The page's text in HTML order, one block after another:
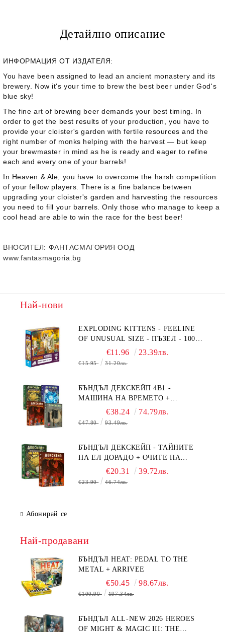
Детайлно описание
ИНФОРМАЦИЯ ОТ ИЗДАТЕЛЯ:
You have been assigned to lead an ancient monastery and its
brewery. Now it's your time to brew the best beer under God's
blue sky!
The fine art of brewing beer demands your best timing. In
order to get the best results of your production, you have to
provide your cloister's garden with fertile resources and the
right number of monks helping with the harvest — but keep
your brewmaster in mind as he is ready and eager to refine
each and every one of your barrels!
In Heaven & Ale , you have to overcome the harsh competition
of your fellow players. There is a fine balance between
upgrading your cloister's garden and harvesting the resources
you need to fill your barrels. Only those who manage to keep a
cool head are able to win the race for the best beer!
ВНОСИТЕЛ: ФАНТАСМАГОРИЯ ООД
www.fantasmagoria.bg
Най-нови
EXPLODING KITTENS - FEELINE
OF UNUSUAL SIZE - ПЪЗЕЛ - 1000
ЧАСТИ - ПРЕОЦЕНЕН - СРЕДНА
ПОВРЕДА НА КУТИЯТА
€11.96 23.39лв.
€15.95 31.20лв.
БЪНДЪЛ ДЕКСКЕЙП 4В1 -
МАШИНА НА ВРЕМЕТО +
БЯГСТВО ОТ АЛКАТРАЗ +
ТАЙНИТЕ НА ЕЛ ДОРАДО +
€38.24 74.79лв.
€47.80 93.49лв.
БЪНДЪЛ ДЕКСКЕЙП - ТАЙНИТЕ
НА ЕЛ ДОРАДО + ОЧИТЕ НА
ДРАКОНА€20.31 39.72лв.
€23.90 46.74лв.
Абонирай се
Най-продавани
БЪНДЪЛ HEAT: PEDAL TO THE
METAL + ARRIVEE
€50.45 98.67лв.
€100.90 197.34лв.
БЪНДЪЛ ALL-NEW 2026 HEROES
OF MIGHT & MAGIC III: THE